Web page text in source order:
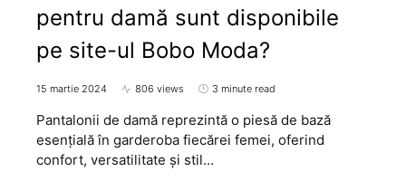
pentru damă sunt disponibile
pe site-ul Bobo Moda?
15 martie 2024 806 views 3 minute read
Pantalonii de damă reprezintă o piesă de bază
esențială în garderoba fiecărei femei, oferind
confort, versatilitate și stil…